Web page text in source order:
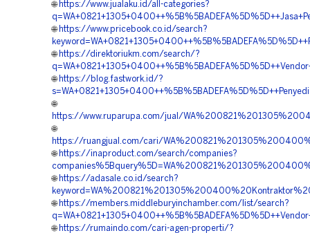
🌐 https://www.jualaku.id/all-categories?
🌐 https://www.pricebook.co.id/search?
🌐 https://direktoriukm.com/search/?
🌐 https://blog.fastwork.id/?
🌐
https://www.ruparupa.com/jual/
🌐
https://ruangjual.com/cari/
🌐 https://inaproduct.com/search/companies?
🌐 https://adasale.co.id/search?
🌐 https://members.middleburyinchamber.com/list/search?
🌐 https://rumaindo.com/cari-agen-properti/?